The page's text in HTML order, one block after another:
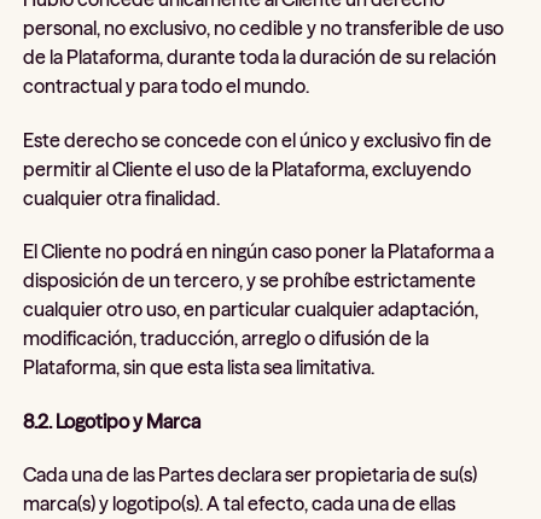
personal, no exclusivo, no cedible y no transferible de uso
de la Plataforma, durante toda la duración de su relación
contractual y para todo el mundo.
Este derecho se concede con el único y exclusivo fin de
permitir al Cliente el uso de la Plataforma, excluyendo
cualquier otra finalidad.
El Cliente no podrá en ningún caso poner la Plataforma a
disposición de un tercero, y se prohíbe estrictamente
cualquier otro uso, en particular cualquier adaptación,
modificación, traducción, arreglo o difusión de la
Plataforma, sin que esta lista sea limitativa.
8.2. Logotipo y Marca
Cada una de las Partes declara ser propietaria de su(s)
marca(s) y logotipo(s). A tal efecto, cada una de ellas